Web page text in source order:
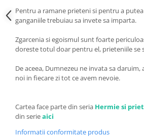
Pentru a ramane prieteni si pentru a
ganganiile trebuiau sa invete sa imparta.
Zgarcenia si egoismul sunt foarte
doreste totul doar pentru el, prieteniile se
De aceea, Dumnezeu ne invata sa daruim,
noi in fiecare zi tot ce avem nevoie.
Cartea face parte din seria Hermie si
din serieaici
Informatii conformitate produs